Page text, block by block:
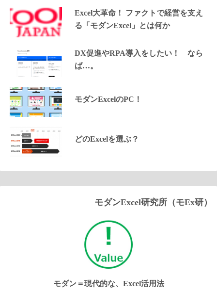
Excel大革命！ ファクトで経営を支え
る「モダンExcel」とは何か
DX促進やRPA導入をしたい！ なら
ば…。
モダンExcelのPC！
どのExcelを選ぶ？
モダンExcel研究所（モEx研）
モダン＝現代的な、Excel活用法